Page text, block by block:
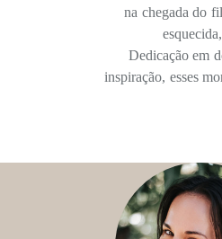
na chegada do
Dedicação em
inspiração, esses